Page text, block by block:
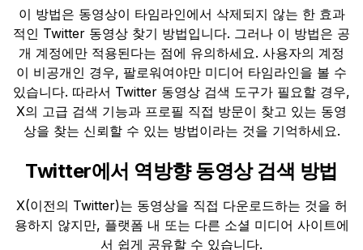
이 방법은 동영상이 타임라인에서 삭제되지 않는 한 효과
적인 Twitter 동영상 찾기 방법입니다. 그러나 이 방법은 공
개 계정에만 적용된다는 점에 유의하세요. 사용자의 계정
이 비공개인 경우, 팔로워여야만 미디어 타임라인을 볼 수
있습니다. 따라서 Twitter 동영상 검색 도구가 필요할 경우,
X의 고급 검색 기능과 프로필 직접 방문이 찾고 있는 동영
상을 찾는 신뢰할 수 있는 방법이라는 것을 기억하세요.
Twitter에서 역방향 동영상 검색 방법
X(이전의 Twitter)는 동영상을 직접 다운로드하는 것을 허
용하지 않지만, 플랫폼 내 또는 다른 소셜 미디어 사이트에
서 쉽게 공유할 수 있습니다.